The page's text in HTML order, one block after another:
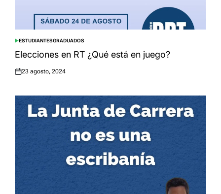
POSTED
IN
ESTUDIANTESGRADUADOS
Elecciones en RT ¿Qué está en juego?
Posted
23 agosto, 2024